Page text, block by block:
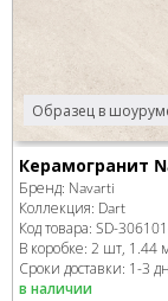
Образец в
Керамогранит
Бренд: Navarti
Коллекция: Dart
Код товара: SD-306101
В коробке: 2 шт, 1.44
Сроки доставки: 1-3
в наличии